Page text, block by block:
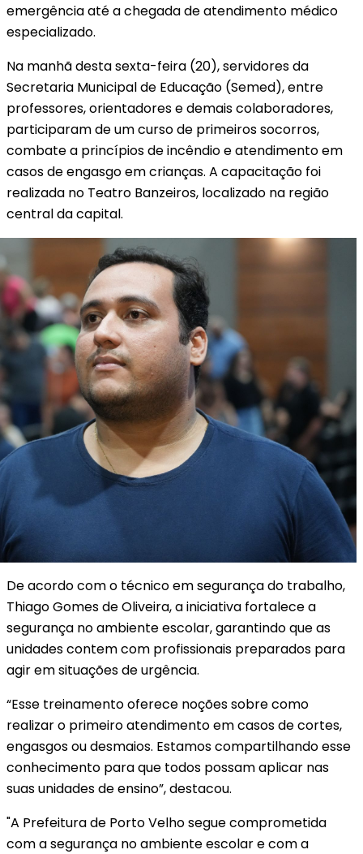
emergência até a chegada de atendimento médico
especializado.
Na manhã desta sexta-feira (20), servidores da
Secretaria Municipal de Educação (Semed), entre
professores, orientadores e demais colaboradores,
participaram de um curso de primeiros socorros,
combate a princípios de incêndio e atendimento em
casos de engasgo em crianças. A capacitação foi
realizada no Teatro Banzeiros, localizado na região
central da capital.
De acordo com o técnico em segurança do trabalho,
Thiago Gomes de Oliveira, a iniciativa fortalece a
segurança no ambiente escolar, garantindo que as
unidades contem com profissionais preparados para
agir em situações de urgência.
“Esse treinamento oferece noções sobre como
realizar o primeiro atendimento em casos de cortes,
engasgos ou desmaios. Estamos compartilhando esse
conhecimento para que todos possam aplicar nas
suas unidades de ensino”, destacou.
"A Prefeitura de Porto Velho segue comprometida
com a segurança no ambiente escolar e com a